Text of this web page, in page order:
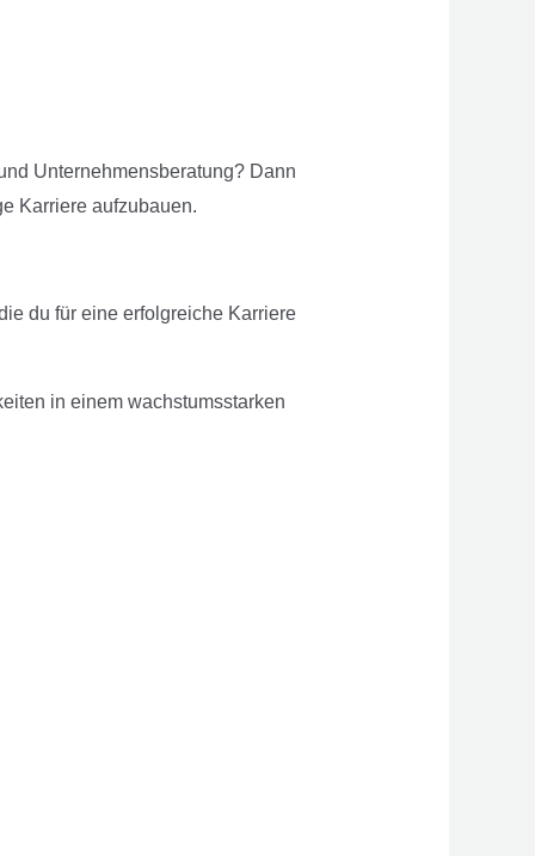
Unternehmensberatung? Dann
Karriere aufzubauen.
du für eine erfolgreiche Karriere
in einem wachstumsstarken